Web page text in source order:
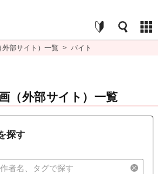
外部サイト）一覧 > バイト
（外部サイト）一覧
探す